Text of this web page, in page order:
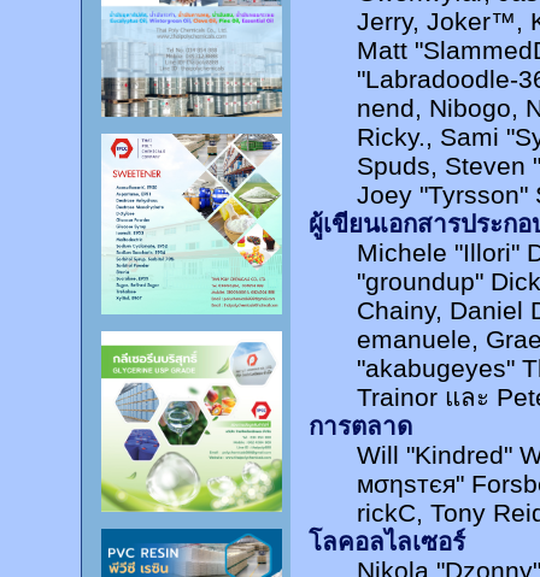
Jerry, Joker™,
Matt
"Labradoodle-
nend, Nibogo,
Ricky., Sami
Spuds, Steven
Joey "Tyrsson"
ผู้เขียนเอกสารประกอ
Michele "Illori"
"groundup"
Chainy, Daniel
emanuele,
"akabugeyes"
Trainor และ
การตลาด
Will "Kindred"
мσηѕтєя"
rickC, Tony
โลคอลไลเซอร์
Nikola